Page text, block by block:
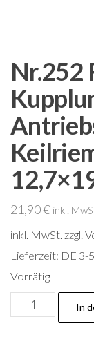
Nr.252
21,90€ inkl.
inkl. MwSt. zzgl.
Lieferzeit: DE 3-
Vorrätig
Nr.252
Riemen,
In